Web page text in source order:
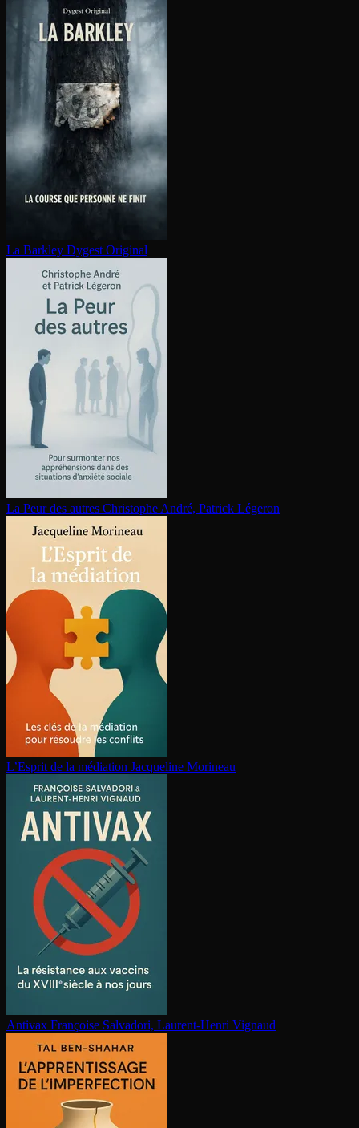
La Barkley Dygest Original
La Peur des autres Christophe André, Patrick Légeron
L’Esprit de la médiation Jacqueline Morineau
Antivax Françoise Salvadori, Laurent-Henri Vignaud